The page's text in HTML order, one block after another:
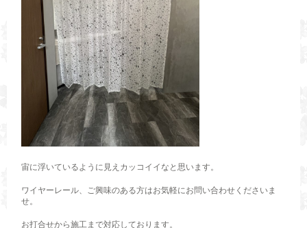
宙に浮いているように見えカッコイイなと思います。
ワイヤーレール、ご興味のある方はお気軽にお問い合わせくださいま
せ。
お打合せから施工まで対応しております。